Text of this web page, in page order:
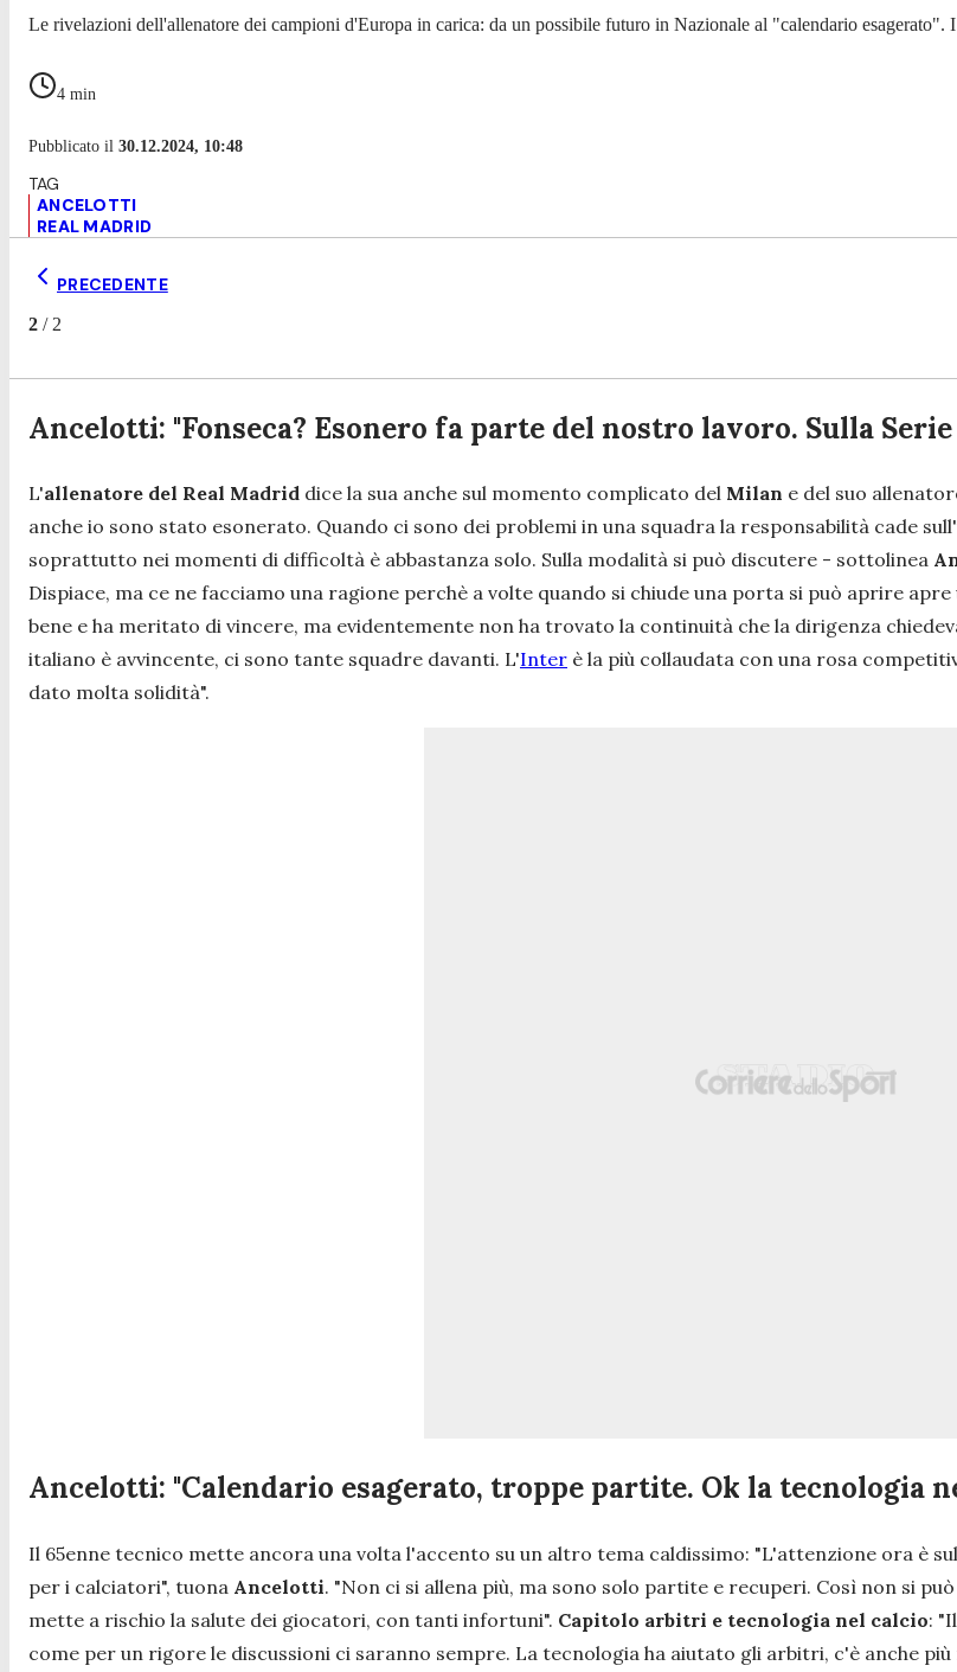
Le rivelazioni dell'allenatore dei campioni d'Europa in carica: da un possibile futuro in Nazionale al "calendario esagerato".
4 min
Pubblicato il 30.12.2024, 10:48
ANCELOTTI
REAL MADRID
PRECEDENTE
2 / 2
Ancelotti: "Fonseca? Esonero fa parte del nostro lavoro. Sulla Serie
L'allenatore del Real Madrid dice la sua anche sul momento complicato del Milan e del suo
anche io sono stato esonerato. Quando ci sono dei problemi in una squadra la responsabilità cade
soprattutto nei momenti di difficoltà è abbastanza solo. Sulla modalità si può discutere - sottolinea
Dispiace, ma ce ne facciamo una ragione perchè a volte quando si chiude una porta si può aprire
bene e ha meritato di vincere, ma evidentemente non ha trovato la continuità che la dirigenza
italiano è avvincente, ci sono tante squadre davanti. L'Inter è la più collaudata con una rosa
dato molta solidità".
Ancelotti: "Calendario esagerato, troppe partite. Ok la tecnologia
Il 65enne tecnico mette ancora una volta l'accento su un altro tema caldissimo: "L'attenzione ora è
per i calciatori", tuona Ancelotti. "Non ci si allena più, ma sono solo partite e recuperi. Così non si
mette a rischio la salute dei giocatori, con tanti infortuni". Capitolo arbitri e tecnologia nel calcio: "
come per un rigore le discussioni ci saranno sempre. La tecnologia ha aiutato gli arbitri, c'è anche